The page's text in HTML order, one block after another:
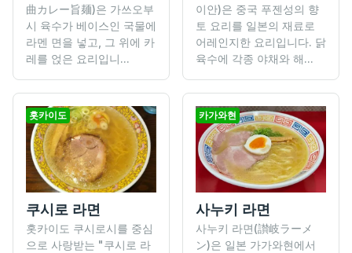
曲カレー旨麺)은 가쓰오부
시 육수가 베이스인 국물에
라멘 면을 넣고, 그 위에 카
레를 얹은 요리입니...
이안)은 중국 푸젠성의 향
토 요리를 일본의 재료로
어레인지한 요리입니다. 닭
육수에 각종 야채와 해...
홋카이도
쿠시로 라면
홋카이도 쿠시로시를 중심
으로 사랑받는 "쿠시로 라
카가와현
사누키 라면
사누키 라면(讃岐ラーメ
ン)은 일본 가가와현에서